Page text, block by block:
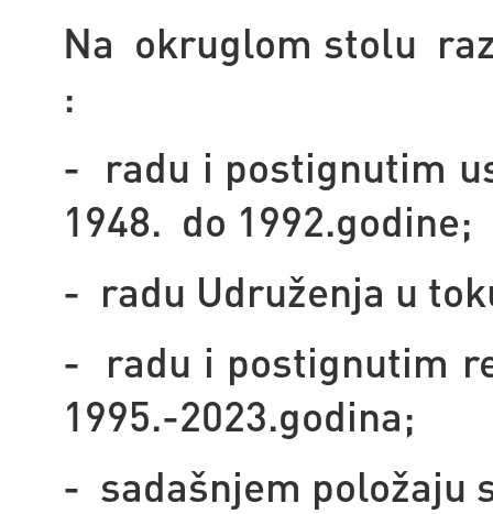
Na okruglom stolu
:
- radu i postignutim
1948. do 1992.godine;
- radu Udruženja u
- radu i postignutim
1995.-2023.godina;
- sadašnjem položaju